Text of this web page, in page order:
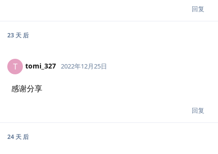
回复
23 天 后
T tomi_327 2022年12月25日
感谢分享
回复
24 天 后